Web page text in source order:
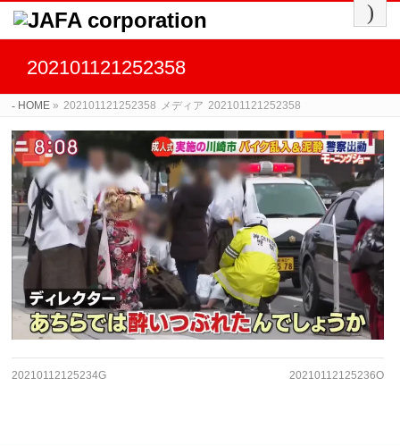
202101121252358
HOME » 202101121252358 メディア 202101121252358
20210112125234G 20210112125236O